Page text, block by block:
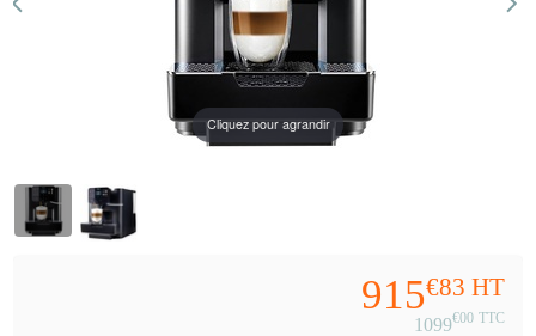
Cliquez pour agrandir
915€83 HT
1099€00 TTC